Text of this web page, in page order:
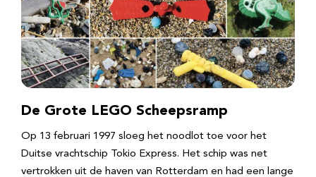
De Grote LEGO Scheepsramp
Op 13 februari 1997 sloeg het noodlot toe voor het
Duitse vrachtschip Tokio Express. Het schip was net
vertrokken uit de haven van Rotterdam en had een lange